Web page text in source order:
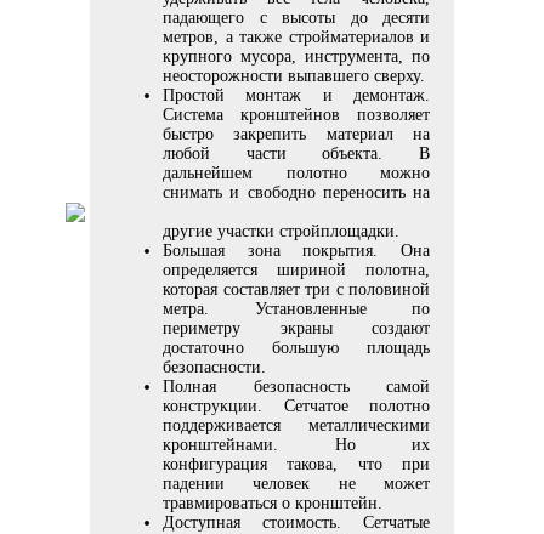
падающего с высоты до десяти
метров, а также стройматериалов и
крупного мусора, инструмента, по
неосторожности выпавшего сверху.
Простой монтаж и демонтаж.
Система кронштейнов позволяет
быстро закрепить материал на
любой части объекта. В
дальнейшем полотно можно
сниматьи свободно переносить на
другие участки стройплощадки.
Большая зона покрытия. Она
определяется шириной полотна,
которая составляет три с половиной
метра. Установленные по
периметру экраны создают
достаточно большую площадь
безопасности.
Полная безопасность самой
конструкции. Сетчатое полотно
поддерживается металлическими
кронштейнами. Но их
конфигурация такова, что при
падении человек не может
травмироваться о кронштейн.
Доступная стоимость. Сетчатые